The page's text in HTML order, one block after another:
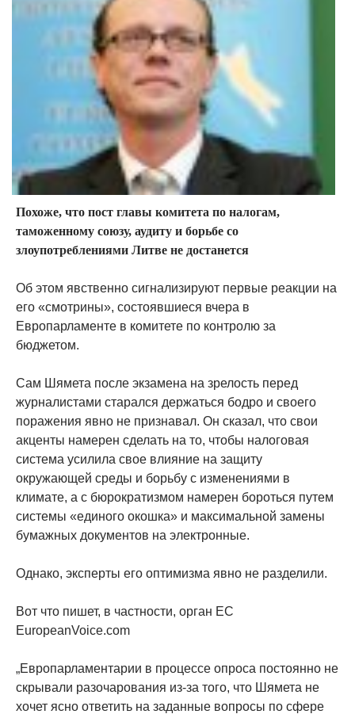
Похоже, что пост главы комитета по налогам,
таможенному союзу, аудиту и борьбе со
злоупотреблениями Литве не достанется
Об этом явственно сигнализируют первые реакции на
его «смотрины», состоявшиеся вчера в
Европарламенте в комитете по контролю за
бюджетом.
Сам Шямета после экзамена на зрелость перед
журналистами старался держаться бодро и своего
поражения явно не признавал. Он сказал, что свои
акценты намерен сделать на то, чтобы налоговая
система усилила свое влияние на защиту
окружающей среды и борьбу с изменениями в
климате, а с бюрократизмом намерен бороться путем
системы «единого окошка» и максимальной замены
бумажных документов на электронные.
Однако, эксперты его оптимизма явно не разделили.
Вот что пишет, в частности, орган ЕС
EuropeanVoice.com
„Европарламентарии в процессе опроса постоянно не
скрывали разочарования из-за того, что Шямета не
хочет ясно ответить на заданные вопросы по сфере